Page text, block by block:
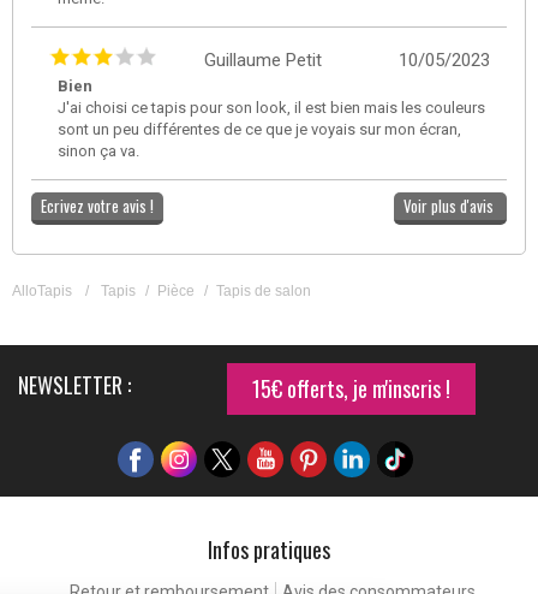
10/05/2023
Guillaume Petit
Bien
J'ai choisi ce tapis pour son look, il est bien mais les couleurs
sont un peu différentes de ce que je voyais sur mon écran,
sinon ça va.
Ecrivez votre avis ! Voir plus d'avis
AlloTapis / Tapis / Pièce / Tapis de salon
NEWSLETTER : 15€ offerts, je m'inscris !
Infos pratiques